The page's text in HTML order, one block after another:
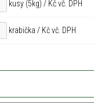
kusy (5kg) / Kč vč. DPH
krabička / Kč vč. DPH